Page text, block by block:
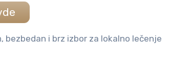
bezbedan i brz izbor za lokalno lečenje